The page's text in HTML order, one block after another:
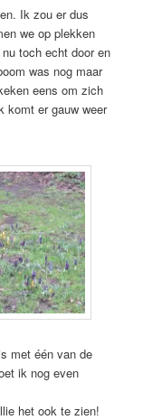
Ik zou er dus
we op plekken
toch echt door en
was nog maar
eens om zich
komt er gauw weer
met één van de
ik nog even
het ook te zien!